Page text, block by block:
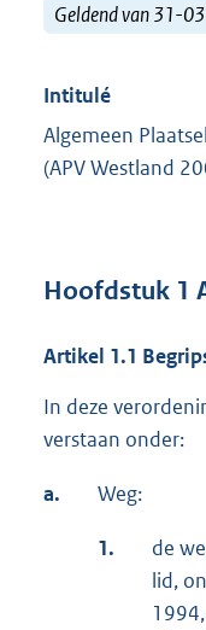
Geldend van 31-
Intitulé
Algemeen
(APV Westland
Hoofdstuk 1
Artikel 1.1
In deze
verstaan onder:
a. Weg:
1.
de
lid,